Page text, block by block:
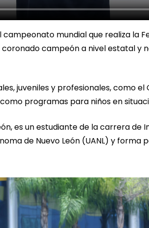
campeonato mundial que realiza la
campeón a nivel estatal y
juveniles y profesionales, como
programas para niños en
es un estudiante de la carrera de
de Nuevo León (UANL) y forma